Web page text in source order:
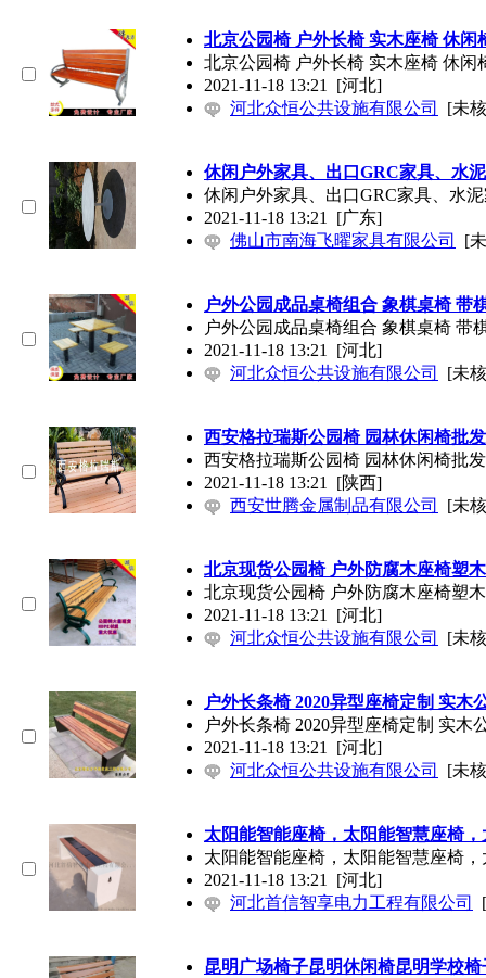
北京公园椅 户外长椅 实木座椅 休闲
北京公园椅 户外长椅 实木座椅 休闲
2021-11-18 13:21 [河北]
河北众恒公共设施有限公司
[未
休闲户外家具、出口GRC家具、水
休闲户外家具、出口GRC家具、水
2021-11-18 13:21 [广东]
佛山市南海飞曜家具有限公司
[
户外公园成品桌椅组合 象棋桌椅 带
户外公园成品桌椅组合 象棋桌椅 带
2021-11-18 13:21 [河北]
河北众恒公共设施有限公司
[未
西安格拉瑞斯公园椅 园林休闲椅批
西安格拉瑞斯公园椅 园林休闲椅批
2021-11-18 13:21 [陕西]
西安世腾金属制品有限公司
[未
北京现货公园椅 户外防腐木座椅塑
北京现货公园椅 户外防腐木座椅塑
2021-11-18 13:21 [河北]
河北众恒公共设施有限公司
[未
户外长条椅 2020异型座椅定制 实木
户外长条椅 2020异型座椅定制 实木
2021-11-18 13:21 [河北]
河北众恒公共设施有限公司
[未
太阳能智能座椅，太阳能智慧座椅
太阳能智能座椅，太阳能智慧座椅
2021-11-18 13:21 [河北]
河北首信智享电力工程有限公司
昆明广场椅子昆明休闲椅昆明学校椅